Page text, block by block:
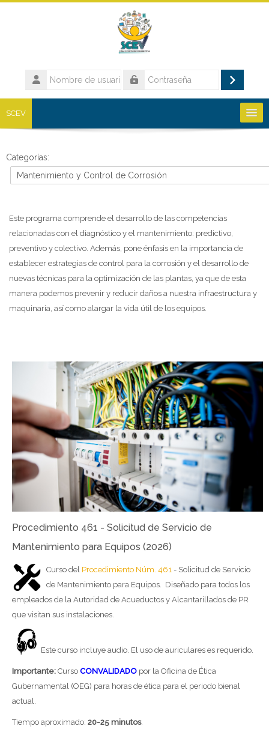
Nombre
de
usuario
Acceder
SCEV
Cursos disponibles
Español - Internacional ‎(es)‎
cursos
Categorías:
Este programa comprende el desarrollo de las competencias
relacionadas con el diagnóstico y el mantenimiento: predictivo,
preventivo y colectivo. Además, pone énfasis en la importancia de
establecer estrategias de control para la corrosión y el desarrollo de
nuevas técnicas para la optimización de las plantas, ya que de esta
manera podemos prevenir y reducir daños a nuestra infraestructura y
maquinaria, así como alargar la vida útil de los equipos.
Procedimiento 461 - Solicitud de Servicio de
Mantenimiento para Equipos (2026)
Curso del Procedimiento Núm. 461- Solicitud de Servicio
de Mantenimiento para Equipos. Diseñado para todos los
empleados de la Autoridad de Acueductos y Alcantarillados de PR
que visitan sus instalaciones.
Este curso incluye audio. El uso de auriculares es requerido.
Importante: Curso CONVALIDADO por la Oficina de Ética
Gubernamental (OEG) para horas de ética para el periodo bienal
actual.
Tiempo aproximado: 20-25 minutos.